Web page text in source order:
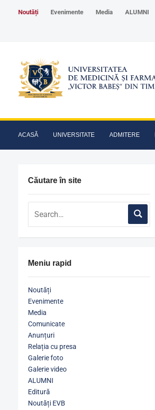
Noutăți Evenimente Media ALUMNI
ACASĂ UNIVERSITATE ADMITERE
Căutare în site
Meniu rapid
Noutăți
Evenimente
Media
Comunicate
Anunțuri
Relația cu presa
Galerie foto
Galerie video
ALUMNI
Editură
Noutăți EVB